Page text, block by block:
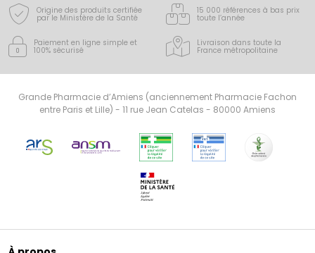
Origine des produits certifiée
par le Ministère de la Santé
15 000 références à bas prix
toute l’année
Paiement en ligne simple et
100% sécurisé
Livraison dans toute la
France métropolitaine
Grande Pharmacie d’Amiens (anciennement Pharmacie Fachon
entre Paris et Lille) - 11 rue Jean Catelas - 80000 Amiens